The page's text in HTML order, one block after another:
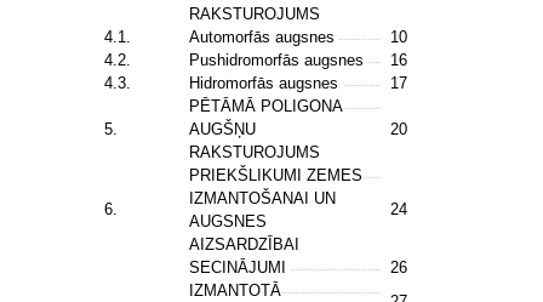
RAKSTUROJUMS
4.1. Automorfās augsnes
10
4.2.
Pushidromorfās augsnes
16
4.3.
Hidromorfās augsnes 17
5.
PĒTĀMĀ POLIGONA
AUGŠŅU
RAKSTUROJUMS
20
6.
PRIEKŠLIKUMI ZEMES
IZMANTOŠANAI UN
AUGSNES
AIZSARDZĪBAI
24
SECINĀJUMI
26
IZMANTOTĀ